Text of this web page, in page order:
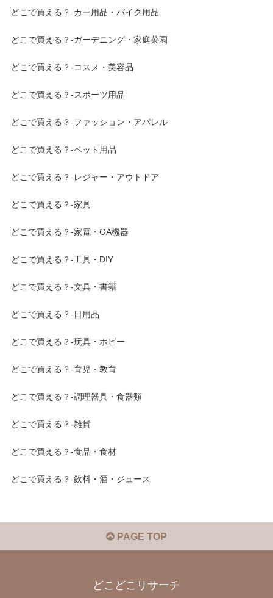
どこで買える？-カー用品・バイク用品
どこで買える？-ガーデニング・家庭菜園
どこで買える？-コスメ・美容品
どこで買える？-スポーツ用品
どこで買える？-ファッション・アパレル
どこで買える？-ペット用品
どこで買える？-レジャー・アウトドア
どこで買える？-家具
どこで買える？-家電・OA機器
どこで買える？-工具・DIY
どこで買える？-文具・書籍
どこで買える？-日用品
どこで買える？-玩具・ホビー
どこで買える？-育児・教育
どこで買える？-調理器具・食器類
どこで買える？-雑貨
どこで買える？-食品・食材
どこで買える？-飲料・酒・ジュース
PAGE TOP
どこどこリサーチ